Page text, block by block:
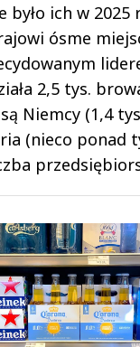
było ich w 2025
ósme
2,5 tys.
Niemcy (1,4
(nieco ponad